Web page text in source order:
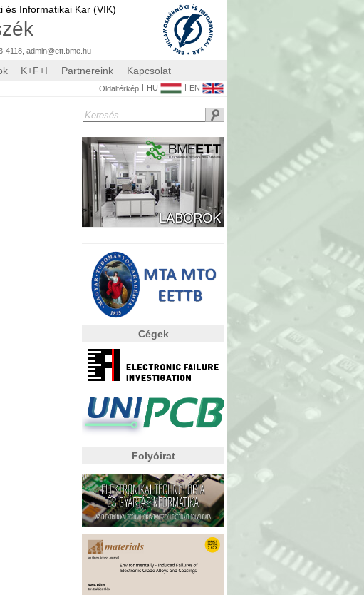
és Informatikai Kar (VIK)
4118 admin@ett.bme.hu
K+F+I Partnereink Kapcsolat
Oldaltérkép | HU | EN
Cégek
Folyóirat